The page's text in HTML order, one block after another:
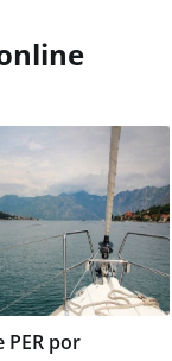
PER por